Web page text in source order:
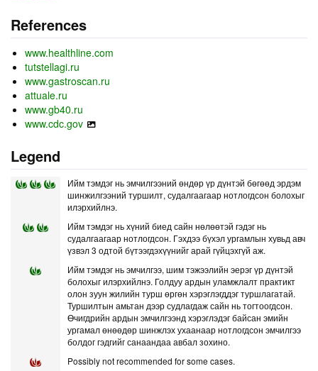
References
www.healthline.com
tutstellagi.ru
www.gastroscan.ru
attuale.ru
www.gb40.ru
www.cdc.gov
Legend
Ийм тэмдэг нь эмчилгээний өндөр үр дүнтэй бөгөөд эрдэм
шинжилгээний туршилт, судалгаагаар нотлогдсон болохыг
илэрхийлнэ.
Ийм тэмдэг нь хүний биед сайн нөлөөтэй гэдэг нь
судалгаагаар нотлогдсон. Гэхдээ бүхэл ургамлын хувьд авч
үзвэл 3 одтой бүтээгдэхүүнийг арай гүйцэхгүй аж.
Ийм тэмдэг нь эмчилгээ, шим тэжээлийн эерэг үр дүнтэй
болохыг илэрхийлнэ. Голдуу ардын уламжлалт практикт
олон зуун жилийн турш өргөн хэрэглэгддэг туршлагатай.
Туршилтын амьтан дээр судлагдаж сайн нь тогтоогдсон.
Өчигдрийн ардын эмчилгээнд хэрэглэдэг байсан эмийн
ургамал өнөөдөр шинжлэх ухаанаар нотлогдсон эмчилгээ
болдог гэдгийг санаандаа авбал зохино.
Possibly not recommended for some cases.